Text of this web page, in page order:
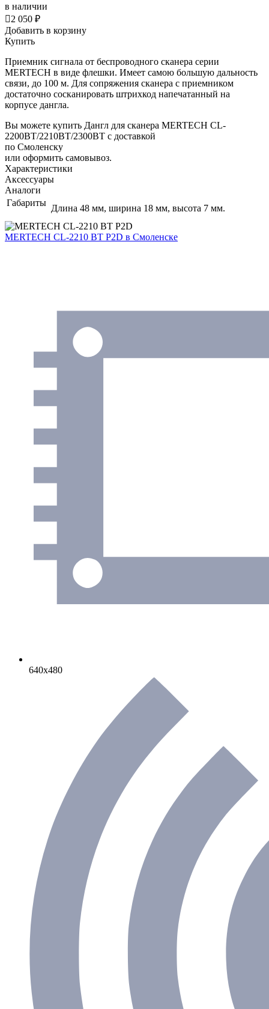
в наличии
2 050 ₽
Добавить в корзину
Купить
Приемник сигнала от беспроводного сканера серии
MERTECH в виде флешки. Имеет самою большую дальность
связи, до 100 м. Для сопряжения сканера с приемником
достаточно сосканировать штрихкод напечатанный на
корпусе дангла.
Вы можете купить Дангл для сканера MERTECH CL-
2200BT/2210BT/2300BT с доставкой
по Смоленску
или оформить самовывоз.
Характеристики
Аксессуары
Аналоги
Габариты
Длина 48 мм, ширина 18 мм, высота 7 мм.
MERTECH CL-2210 BT P2D в Смоленске
640х480